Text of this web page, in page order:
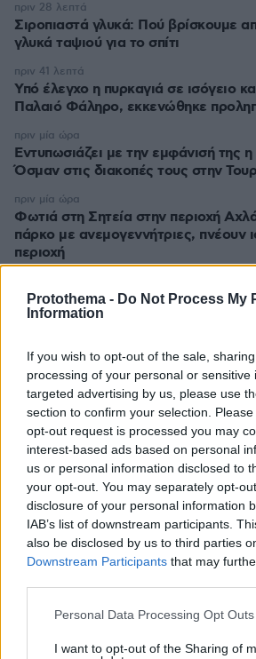
Protothema - Do Not Process My
Information
If you wish to opt-out of the sale,
processing of your personal or sensitive
targeted advertising by us, please use
section to confirm your selection.
opt-out request is processed you may
interest-based ads based on personal
us or personal information disclosed to
your opt-out. You may separately opt-
disclosure of your personal information
IAB’s list of downstream participants.
also be disclosed by us to third parties
Downstream Participants that may
Please note that this website/app uses
not limited to your visit or usage
Personal Data Processing Opt Outs
I want to opt-out of the Sharing of
Σιροπιαστά γλυκά: Πού βρίσκουμε
γλυκά ταψιού για το σπίτι
πριν 28 λεπτά
Υπό έλεγχο η πυρκαγιά σε ισόγειο
Παλαιό Φάληρο, εκκενώθηκε
πριν 41 λεπτά
Εντυπωσιάζει με την εμφάνισή της
Όσμαν στις διακοπές τους στην
πριν μία ώρα
Φωτιά στη Σητεία στην περιοχή
πάρκο με ανεμογεννήτριες, πνέουν
περιοχή
πριν μία ώρα
Μπορεί ο σκύλος μας να πιει κρύο
προσέξουμε με τα παγάκια
Βάλθηκε να τρελάνει κόσμο ο
πρώην σέντερ του NBA δηλώνει ότι
κριτήρια... συμπερίληψης και
παίξει στο WNBA
Γιατί ο πάγος στα bar είναι τόσο
θολώνει;
πριν μία ώρα
Λεοντίτο Αργιθέας: Στο καφενείο
κάτω από τον «Πλάτανο του
07.08.2026, 23:25